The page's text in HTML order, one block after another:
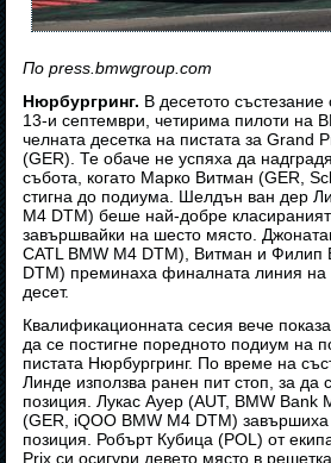
По press.bmwgroup.com
Нюрбургринг. В десетото
13-и септември, четирима пилоти на
челната десетка на пистата за Grand
(GER). Те обаче не успяха да
събота, когато Марко Витман (GER,
стигна до подиума. Шелдън ван дер
M4 DTM) беше най-добре
завършвайки на шесто място.
CATL BMW M4 DTM), Витман и Филип
DTM) преминаха финалната линия на
десет.
Квалификационната сесия вече
да се постигне поредното подиум на
пистата Нюрбургринг. По време на
Линде използва ранен пит стоп, за да
позиция. Лукас Ауер (AUT, BMW Bank
(GER, iQOO BMW M4 DTM)
позиция. Робърт Кубица (POL) от
Prix си осигури девето място в